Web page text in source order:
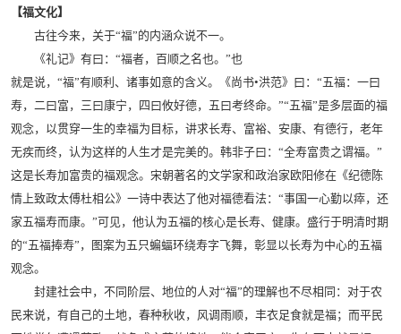
【福文化】
古往今来，关于“福”的内涵众说不一。
《礼记》有曰：“福者，百顺之名也。”也
就是说，“福”有顺利、诸事如意的含义。《尚书•洪范》曰：“五福：一曰
寿，二曰富，三曰康宁，四曰攸好德，五曰考终命。”“五福”是多层面的福
观念，以贯穿一生的幸福为目标，讲求长寿、富裕、安康、有德行，老年
无疾而终，认为这样的人生才是完美的。韩非子曰：“全寿富贵之谓福。”
这是长寿加富贵的福观念。宋朝著名的文学家和政治家欧阳修在《纪德陈
情上致政太傅杜相公》一诗中表达了他对福德看法：“事国一心勤以瘁，还
家五福寿而康。”可见，他认为五福的核心是长寿、健康。盛行于明清时期
的“五福捧寿”，图案为五只蝙蝠环绕寿字飞舞，彰显以长寿为中心的五福
观念。
封建社会中，不同阶层、地位的人对“福”的理解也不尽相同：对于农
民来说，有自己的土地，春种秋收，风调雨顺，丰衣足食就是福；而平民